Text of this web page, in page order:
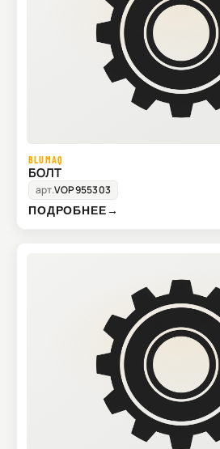
BLUMAQ
БОЛТ
арт.VOP955303
ПОДРОБНЕЕ→